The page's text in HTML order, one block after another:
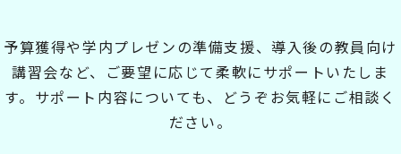
予算獲得や学内プレゼンの準備支援、導入後の教員向け
講習会など、ご要望に応じて柔軟にサポートいたしま
す。 サポート内容についても、どうぞお気軽にご相談く
ださい。